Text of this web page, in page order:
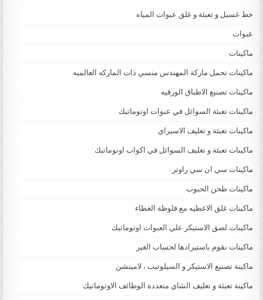
خط غسيل و تعبئة و غلق عبوات المياه
عبوات
ماكينات
ماكينات تحمل ماركة المهندس منسي ذات الماركه العالميه
ماكينات تصنيع الاطباق الورقيه
ماكينات تعبئة السوائل في عبوات اوتوماتيك
ماكينات تعبئة و تغليف الاسبراي
ماكينات تعبئة و تغليف السوائل في اكواب اوتوماتيك
ماكينات سي ان سي راوتر
ماكينات طحن الحبوب
ماكينات غلق الاغطيه مع فلوظة الغطاء
ماكينات لصق الاستيكر علي العبوات اوتوماتيك
ماكينات نقوم باستيرادها لحساب الغير
ماكينة تصنيع الاستيكر و السيلوتيب ، لامينشن
ماكينة تعبئة و تغليف الشاي متعددة الوطائف الاوتوماتيك